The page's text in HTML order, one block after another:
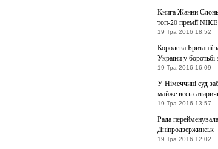
Книга Жанни
топ-20 премії NIKE
19 Тра 2016 18:52
Королева Британії
України у боротьбі
19 Тра 2016 16:09
У Німеччині суд
майже весь
19 Тра 2016 13:57
Рада
Дніпродзержинськ
19 Тра 2016 12:02